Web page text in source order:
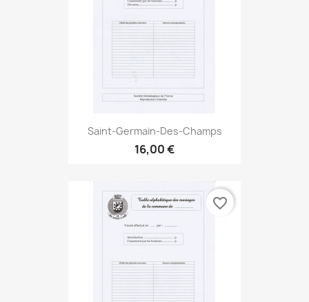
Saint-Germain-Des-Champs
16,00 €
favorite_border